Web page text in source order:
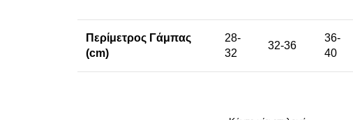
Περίμετρος Γάμπας
(cm)
28-
32
32-36
36-
40